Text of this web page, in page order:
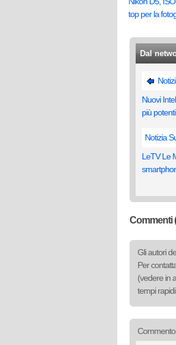
top per la
Dal
Nuovi
più
Notizia
LeTV Le
Commenti
Gli autori
Per
(vedere in
tempi